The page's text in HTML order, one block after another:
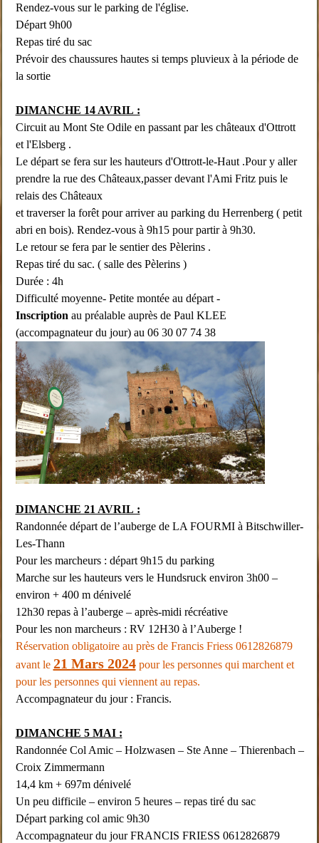
Rendez-vous sur le parking de l'église.
Départ 9h00
Repas tiré du sac
Prévoir des chaussures hautes si temps pluvieux à la période de
la sortie
DIMANCHE 14 AVRIL :
Circuit au Mont Ste Odile en passant par les châteaux d'Ottrott
et l'Elsberg .
Le départ se fera sur les hauteurs d'Ottrott-le-Haut .Pour y aller
prendre la rue des Châteaux,passer devant l'Ami Fritz puis le
relais des Châteaux
et traverser la forêt pour arriver au parking du Herrenberg ( petit
abri en bois). Rendez-vous à 9h15 pour partir à 9h30.
Le retour se fera par le sentier des Pèlerins .
Repas tiré du sac. ( salle des Pèlerins )
Durée : 4h
Difficulté moyenne- Petite montée au départ -
Inscription au préalable auprès de Paul KLEE
(accompagnateur du jour) au 06 30 07 74 38
DIMANCHE 21 AVRIL :
Randonnée départ de l’auberge de LA FOURMI à Bitschwiller-
Les-Thann
Pour les marcheurs : départ 9h15 du parking
Marche sur les hauteurs vers le Hundsruck environ 3h00 –
environ + 400 m dénivelé
12h30 repas à l’auberge – après-midi récréative
Pour les non marcheurs : RV 12H30 à l’Auberge !
Réservation obligatoire au près de Francis Friess 0612826879
avant le 21 Mars 2024pour les personnes qui marchent et
pour les personnes qui viennent au repas.
Accompagnateur du jour : Francis.
DIMANCHE 5 MAI :
Randonnée Col Amic – Holzwasen – Ste Anne – Thierenbach –
Croix Zimmermann
14,4 km + 697m dénivelé
Un peu difficile – environ 5 heures – repas tiré du sac
Départ parking col amic 9h30
Accompagnateur du jour FRANCIS FRIESS 0612826879